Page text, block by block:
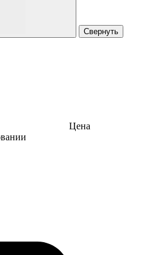
Свернуть
Цена